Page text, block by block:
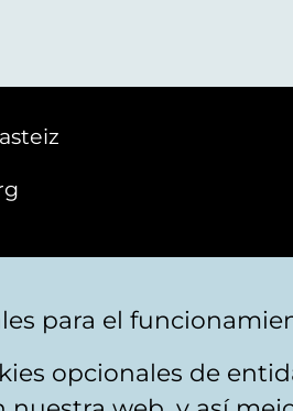
Contact
para el
opcionales de